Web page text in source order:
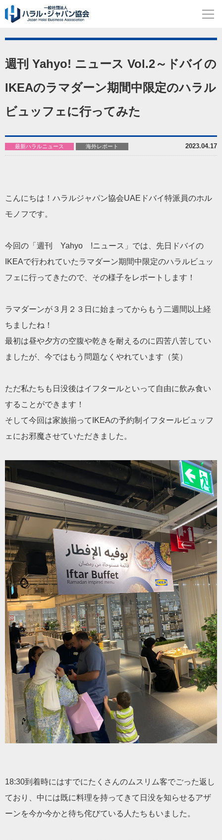
週刊 Yahyo! ニュース Vol.2～ドバイの
IKEAのラマダーン期間中限定のハラル
ビュッフェに行ってみた
2023.04.17
最新ハラルニュース 海外レポート
こんにちは！ハラルジャパン協会UAEドバイ特派員のホル
モノフです。
今回の「週刊 Yahyo !ニュース」では、 先日ドバイの
IKEAで行われていたラマダーン期間中限定のハラルビュッ
フェに行ってきたので、その様子をレポートします！
ラマダーンが３月２３日に始まってからもう二週間以上経
ちましたね！
最初は昼や夕方の空腹や乾きを耐えるのに四苦八苦してい
ましたが、 今ではもう問題なくやれています（笑）
ただ私たちも日没後はイフタールといって自由に飲み食い
することができます！
そして今回は家族揃ってIKEAの予約制イフタールビュッフ
ェにお邪魔させていただきました。
18:30到着時にはすでにたくさんのムスリム客でごった返し
ており、 中には既に料理を持ってきて日没を知らせるアザ
ーンを今か今かと待ち侘びている人たちもいました。